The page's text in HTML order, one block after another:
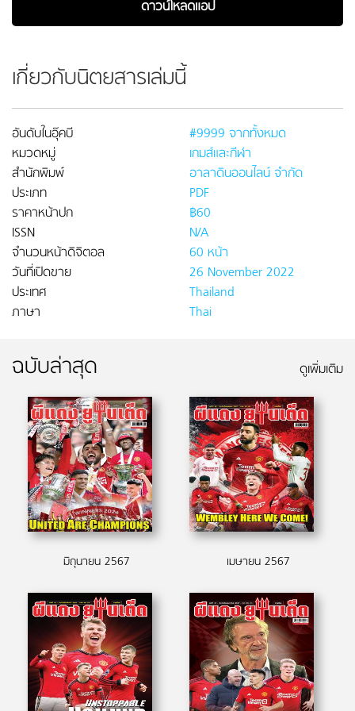
ดาวน์โหลดแอป
เกี่ยวกับนิตยสารเล่มนี้
อันดับในอุ๊คบี
#9999 จากทั้งหมด
หมวดหมู่
เกมส์และกีฬา
สำนักพิมพ์
อาลาดินออนไลน์ จำกัด
ประเภท
PDF
ราคาหน้าปก
฿60
ISSN
N/A
จำนวนหน้าดิจิตอล
60 หน้า
วันที่เปิดขาย
26 November 2022
ประเทศ
Thailand
ภาษา
Thai
ฉบับล่าสุด ดูเพิ่มเติม
มิถุนายน 2567 เมษายน 2567